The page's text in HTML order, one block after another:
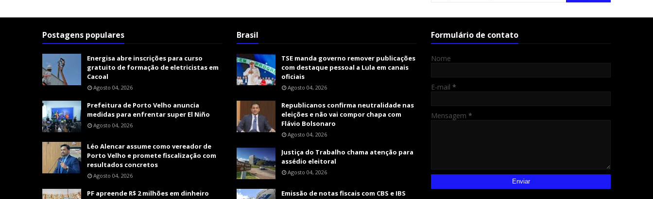
Postagens populares
Energisa abre inscrições para curso
gratuito de formação de eletricistas em
Cacoal
Agosto 04, 2026
Prefeitura de Porto Velho anuncia
medidas para enfrentar super El Niño
Agosto 04, 2026
Léo Alencar assume como vereador de
Porto Velho e promete fiscalização com
resultados concretos
Agosto 04, 2026
PF apreende R$ 2 milhões em dinheiro
Brasil
TSE manda governo remover publicações
com destaque pessoal a Lula em canais
oficiais
Agosto 04, 2026
Republicanos confirma neutralidade nas
eleições e não vai compor chapa com
Flávio Bolsonaro
Agosto 04, 2026
Justiça do Trabalho chama atenção para
assédio eleitoral
Agosto 04, 2026
Emissão de notas fiscais com CBS e IBS
Formulário de contato
Nome
E-mail *
Mensagem *